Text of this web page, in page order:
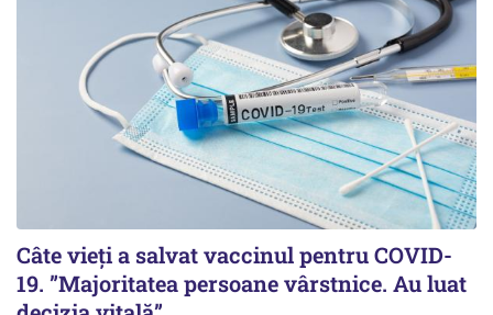
Câte vieți a salvat vaccinul pentru COVID-
19. ”Majoritatea persoane vârstnice. Au luat